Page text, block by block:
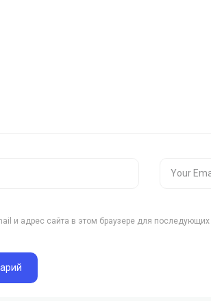
и адрес сайта в этом браузере для